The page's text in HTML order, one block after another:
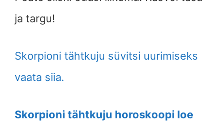
ja targu!
Skorpioni tähtkuju süvitsi uurimiseks
vaata siia.
Skorpioni tähtkuju horoskoopi loe